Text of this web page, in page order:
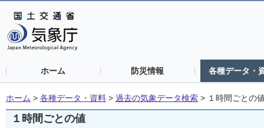
ホーム 防災情報 各種データ・
ホーム > 各種データ・資料 > 過去の気象データ検索 > １時間ごとの
１時間ごとの値